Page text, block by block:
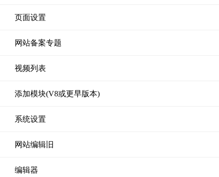
页面设置
网站备案专题
视频列表
添加模块(V8或更早版本)
系统设置
网站编辑旧
编辑器